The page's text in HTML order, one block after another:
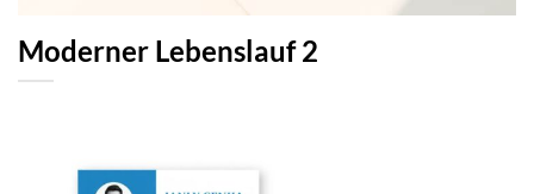
Moderner Lebenslauf 2